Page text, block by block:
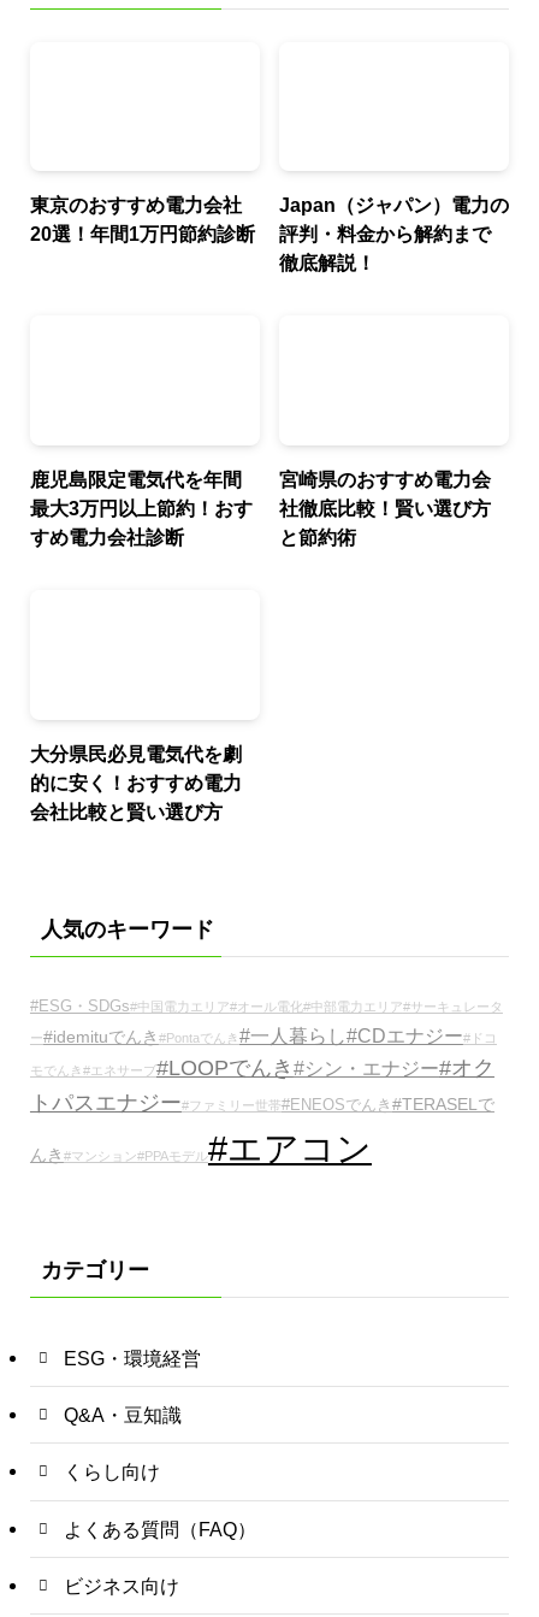
東京のおすすめ電力会社
20選！年間1万円節約診断
Japan（ジャパン）電力の
評判・料金から解約まで
徹底解説！
鹿児島限定電気代を年間
最大3万円以上節約！おす
すめ電力会社診断
宮崎県のおすすめ電力会
社徹底比較！賢い選び方
と節約術
大分県民必見電気代を劇
的に安く！おすすめ電力
会社比較と賢い選び方
人気のキーワード
#ESG・SDGs#中国電力エリア#オール電化#中部電力エリア#サーキュレータ
ー#idemituでんき #Pontaでんき #一人暮らし#CDエナジー#ドコ
モでんき #エネサーブ#LOOPでんき #シン・エナジー#オク
トパスエナジー#ファミリー世帯#ENEOSでんき #TERASELで
んき #マンション#PPAモデル#エアコン
カテゴリー
ESG・環境経営
Q&A・豆知識
くらし向け
よくある質問（FAQ）
ビジネス向け